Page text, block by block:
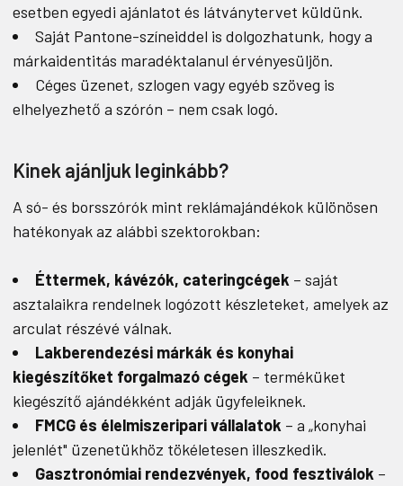
esetben egyedi ajánlatot és látványtervet küldünk.
Saját Pantone-színeiddel is dolgozhatunk, hogy a
márkaidentitás maradéktalanul érvényesüljön.
Céges üzenet, szlogen vagy egyéb szöveg is
elhelyezhető a szórón – nem csak logó.
Kinek ajánljuk leginkább?
A só- és borsszórók mint reklámajándékok különösen
hatékonyak az alábbi szektorokban:
Éttermek, kávézók, cateringcégek – saját
asztalaikra rendelnek logózott készleteket, amelyek az
arculat részévé válnak.
Lakberendezési márkák és konyhai
kiegészítőket forgalmazó cégek – terméküket
kiegészítő ajándékként adják ügyfeleiknek.
FMCG és élelmiszeripari vállalatok – a „konyhai
jelenlét" üzenetükhöz tökéletesen illeszkedik.
Gasztronómiai rendezvények, food fesztiválok –